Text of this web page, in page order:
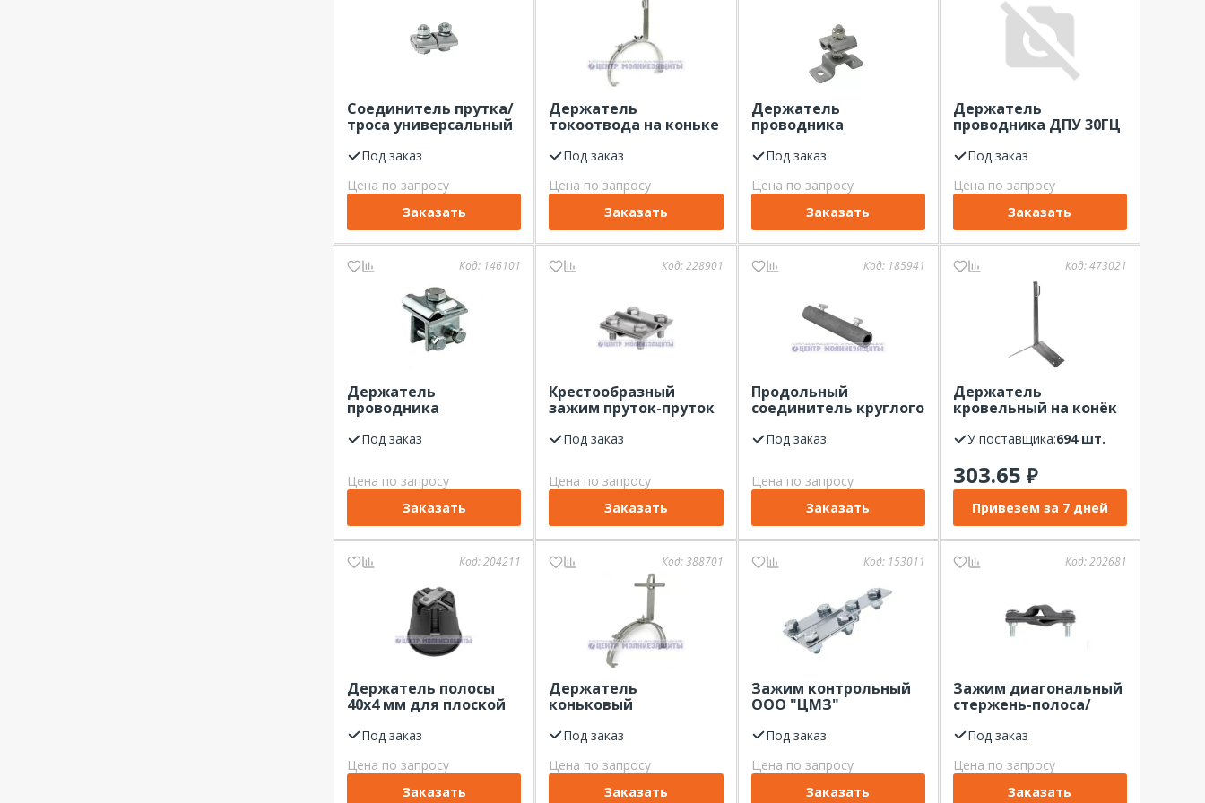
Соединитель прутка/
троса универсальный
Под заказ
Цена по запросу
Заказать
Держатель
токоотвода на коньке
регулируемый 115-275
Под заказ
Цена по запросу
Заказать
Держатель
проводника
Elmast
Под заказ
Цена по запросу
Заказать
Держатель
проводника ДПУ 30ГЦ
горячеоцинкованной
Под заказ
Цена по запросу
Заказать
Код: 146101
Держатель
проводника
универсальный ООО
Под заказ
Цена по запросу
Заказать
Код:228901
Крестообразный
зажим пруток-пруток
промежуточной
оцинкованный
Под заказ
Цена по запросу
Заказать
Код: 185941
Продольный
соединитель круглого
сталь оцинк. ЦМЗ
Под заказ
Цена по запросу
Заказать
Код:473021
Держатель
кровельный на конёк
У поставщика: 694 шт.
303.65 ₽
Привезем за 7 дней
Код:204211
Держатель полосы
40х4 мм для плоской
Под заказ
Цена по запросу
Заказать
Код:388701
Держатель
коньковый
мм, оцинкованный
Под заказ
Цена по запросу
Заказать
Код: 153011
Зажим контрольный
ООО "ЦМЗ"
Под заказ
Цена по запросу
Заказать
Код:202681
Зажим диагональный
стержень-полоса/
пруток ООО "ЦМЗ"
оцинкованный
Под заказ
Цена по запросу
Заказать